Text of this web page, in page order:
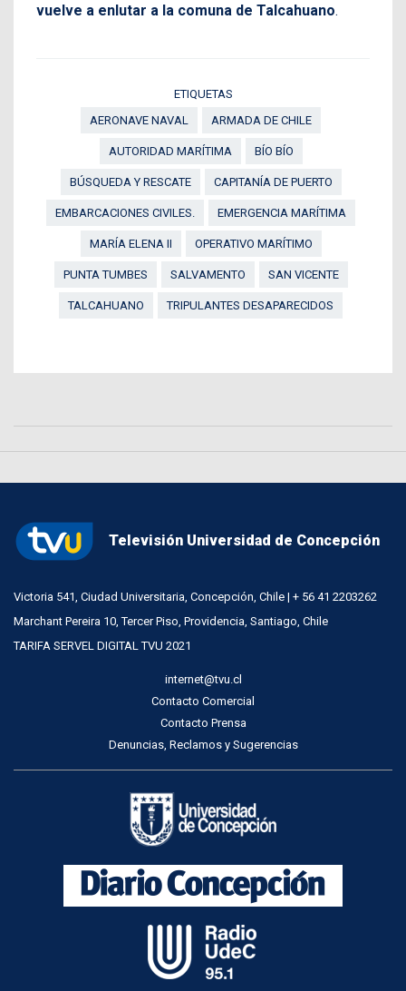
vuelve a enlutar a la comuna de Talcahuano.
ETIQUETAS
AERONAVE NAVAL
ARMADA DE CHILE
AUTORIDAD MARÍTIMA BÍO BÍO
BÚSQUEDA Y RESCATE CAPITANÍA DE PUERTO
EMBARCACIONES CIVILES. EMERGENCIA MARÍTIMA
MARÍA ELENA II OPERATIVO MARÍTIMO
PUNTA TUMBES SALVAMENTO SAN VICENTE
TALCAHUANO TRIPULANTES DESAPARECIDOS
Televisión Universidad de Concepción
Victoria 541, Ciudad Universitaria, Concepción, Chile | + 56 41 2203262
Marchant Pereira 10, Tercer Piso, Providencia, Santiago, Chile
TARIFA SERVEL DIGITAL TVU 2021
internet@tvu.cl
Contacto Comercial
Contacto Prensa
Denuncias, Reclamos y Sugerencias